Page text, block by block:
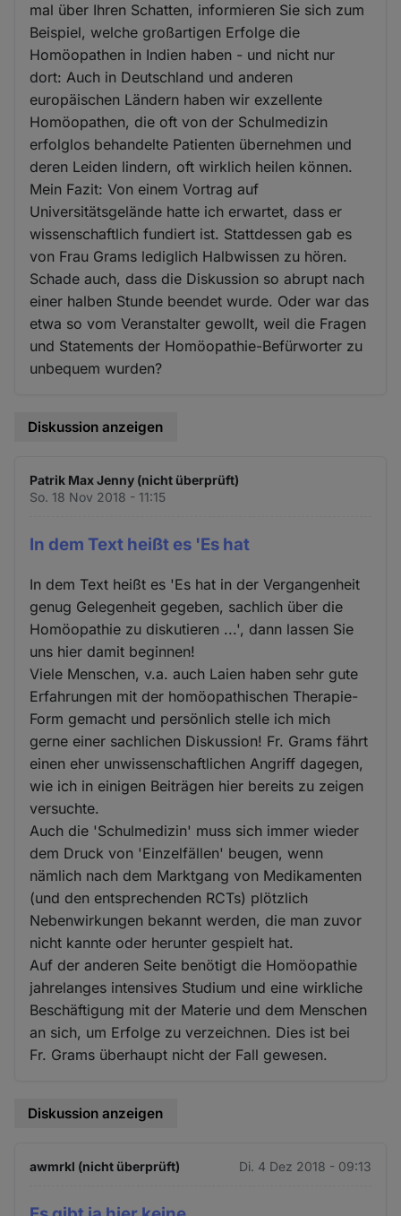
mal über Ihren Schatten, informieren Sie sich zum
Beispiel, welche großartigen Erfolge die
Homöopathen in Indien haben - und nicht nur
dort: Auch in Deutschland und anderen
europäischen Ländern haben wir exzellente
Homöopathen, die oft von der Schulmedizin
erfolglos behandelte Patienten übernehmen und
deren Leiden lindern, oft wirklich heilen können.
Mein Fazit: Von einem Vortrag auf
Universitätsgelände hatte ich erwartet, dass er
wissenschaftlich fundiert ist. Stattdessen gab es
von Frau Grams lediglich Halbwissen zu hören.
Schade auch, dass die Diskussion so abrupt nach
einer halben Stunde beendet wurde. Oder war das
etwa so vom Veranstalter gewollt, weil die Fragen
und Statements der Homöopathie-Befürworter zu
unbequem wurden?
Diskussion anzeigen
Patrik Max Jenny (nicht überprüft)
So. 18 Nov 2018 - 11:15
In dem Text heißt es 'Es hat
In dem Text heißt es 'Es hat in der Vergangenheit
genug Gelegenheit gegeben, sachlich über die
Homöopathie zu diskutieren ...', dann lassen Sie
uns hier damit beginnen!
Viele Menschen, v.a. auch Laien haben sehr gute
Erfahrungen mit der homöopathischen Therapie-
Form gemacht und persönlich stelle ich mich
gerne einer sachlichen Diskussion! Fr. Grams fährt
einen eher unwissenschaftlichen Angriff dagegen,
wie ich in einigen Beiträgen hier bereits zu zeigen
versuchte.
Auch die 'Schulmedizin' muss sich immer wieder
dem Druck von 'Einzelfällen' beugen, wenn
nämlich nach dem Marktgang von Medikamenten
(und den entsprechenden RCTs) plötzlich
Nebenwirkungen bekannt werden, die man zuvor
nicht kannte oder herunter gespielt hat.
Auf der anderen Seite benötigt die Homöopathie
jahrelanges intensives Studium und eine wirkliche
Beschäftigung mit der Materie und dem Menschen
an sich, um Erfolge zu verzeichnen. Dies ist bei
Fr. Grams überhaupt nicht der Fall gewesen.
Diskussion anzeigen
awmrkl (nicht überprüft) Di. 4 Dez 2018 - 09:13